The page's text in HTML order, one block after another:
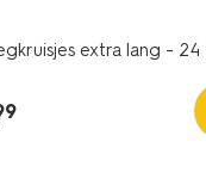
extra lang - 24